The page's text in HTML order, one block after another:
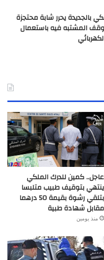
بالجديدة يحرر شابة محتجزة
المشتبه فيه باستعمال
عاجل.. كمين للدرك الملكي
ينتهي بتوقيف طبيب متلبسا
بتلقي رشوة بقيمة 50 درهما
مقابل شهادة طبية
منذ يومين